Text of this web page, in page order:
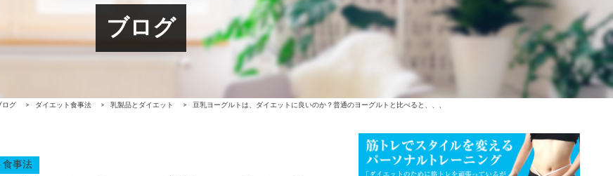
ブログ
ログ > ダイエット食事法 > 乳製品とダイエット > 豆乳ヨーグルトは、ダイエットに良いのか？普通のヨーグルトと比べると、、、
食事法